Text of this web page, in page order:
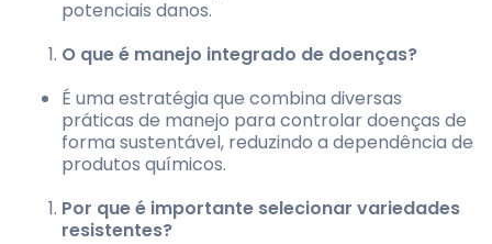
potenciais danos.
O que é manejo integrado de doenças?
É uma estratégia que combina diversas
práticas de manejo para controlar doenças de
forma sustentável, reduzindo a dependência de
produtos químicos.
Por que é importante selecionar variedades
resistentes?